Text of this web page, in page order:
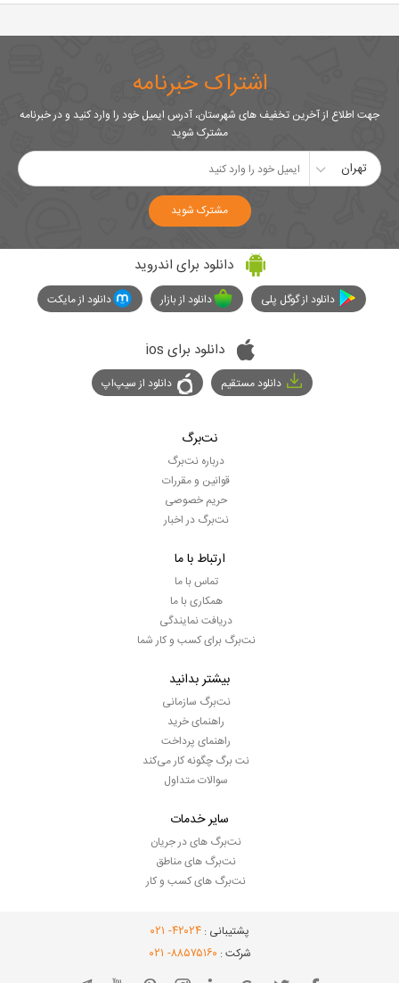
اشتراک خبرنامه
جهت اطلاع از آخرین تخفیف های شهرستان، آدرس ایمیل خود را وارد کنید و در خبرنامه
مشترک شوید
تهران
مشترک شوید
دانلود برای اندروید
دانلود از گوگل پلی دانلود از بازار دانلود از مایکت
دانلود برای ios
دانلود مستقیم دانلود از سیپ‌اپ
نت‌برگ
درباره نت‌برگ
قوانین و مقررات
حریم خصوصی
نت‌برگ در اخبار
ارتباط با ما
تماس با ما
همکاری با ما
دریافت نمایندگی
نت‌برگ برای کسب و کار شما
بیشتر بدانید
نت‌برگ سازمانی
راهنمای خرید
راهنمای پرداخت
نت برگ چگونه کار می‌کند
سوالات متداول
سایر خدمات
نت‌برگ های در جریان
نت‌برگ های مناطق
نت‌برگ های کسب و کار
پشتیبانی : ۴۲۰۲۴- ۰۲۱
شرکت : ۸۸۵۷۵۱۶۰- ۰۲۱